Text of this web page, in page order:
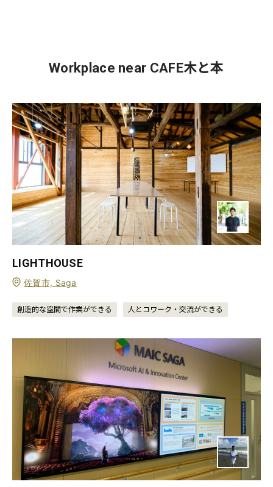
Workplace near CAFE木と本
LIGHTHOUSE
佐賀市, Saga
創造的な空間で作業ができる 人とコワーク・交流ができる